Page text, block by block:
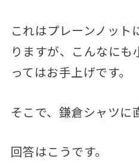
これはプレーンノット
りますが、こんなにも
ってはお手上げです。
そこで、鎌倉シャツに
回答はこうです。